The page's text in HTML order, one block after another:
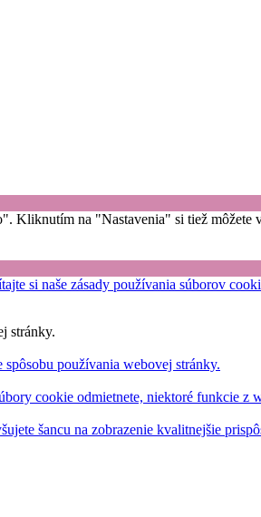
Kliknutím na "Nastavenia" si tiež
si naše zásady používania súborov
stránky.
používania webovej stránky.
cookie odmietnete, niektoré funkcie z
šancu na zobrazenie kvalitnejšie